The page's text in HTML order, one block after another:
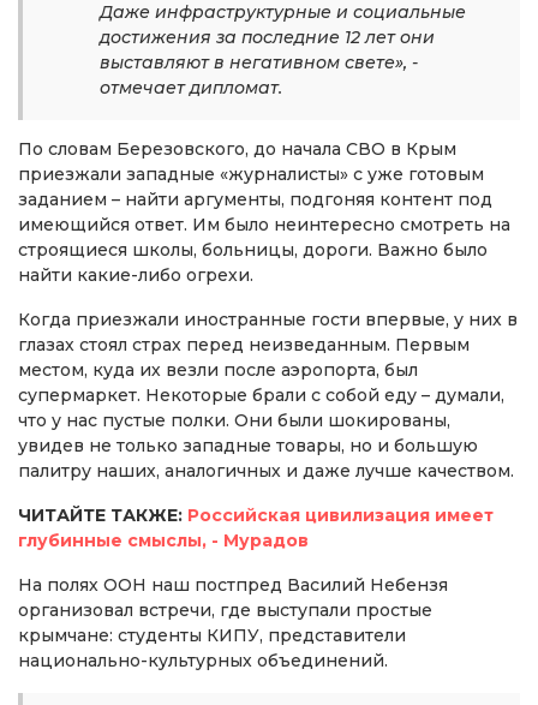
Даже инфраструктурные и социальные
достижения за последние 12 лет они
выставляют в негативном свете», -
отмечает дипломат.
По словам Березовского, до начала СВО в Крым
приезжали западные «журналисты» с уже готовым
заданием – найти аргументы, подгоняя контент под
имеющийся ответ. Им было неинтересно смотреть на
строящиеся школы, больницы, дороги. Важно было
найти какие-либо огрехи.
Когда приезжали иностранные гости впервые, у них в
глазах стоял страх перед неизведанным. Первым
местом, куда их везли после аэропорта, был
супермаркет. Некоторые брали с собой еду – думали,
что у нас пустые полки. Они были шокированы,
увидев не только западные товары, но и большую
палитру наших, аналогичных и даже лучше качеством.
ЧИТАЙТЕ ТАКЖЕ: Российская цивилизация имеет
глубинные смыслы, - Мурадов
На полях ООН наш постпред Василий Небензя
организовал встречи, где выступали простые
крымчане: студенты КИПУ, представители
национально-культурных объединений.